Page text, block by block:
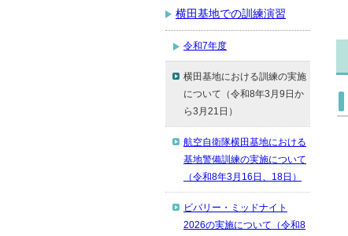
横田基地での訓練演習
令和7年度
横田基地における訓練の実施
について（令和8年3月9日か
ら3月21日）
航空自衛隊横田基地における
基地警備訓練の実施について
（令和8年3月16日、18日）
ビバリー・ミッドナイト
2026の実施について（令和8